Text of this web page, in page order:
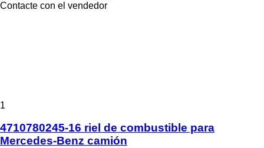
Contacte con el vendedor
1
4710780245-16 riel de combustible para
Mercedes-Benz camión